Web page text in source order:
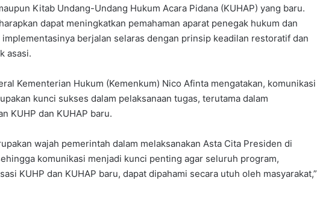
Kitab Undang-Undang Hukum Acara Pidana (KUHAP) yang baru.
dapat meningkatkan pemahaman aparat penegak hukum dan
implementasinya berjalan selaras dengan prinsip keadilan restoratif dan
asasi.
Kementerian Hukum (Kemenkum) Nico Afinta mengatakan, komunikasi
kunci sukses dalam pelaksanaan tugas, terutama dalam
KUHP dan KUHAP baru.
wajah pemerintah dalam melaksanakan Asta Cita Presiden di
komunikasi menjadi kunci penting agar seluruh program,
KUHP dan KUHAP baru, dapat dipahami secara utuh oleh masyarakat,”